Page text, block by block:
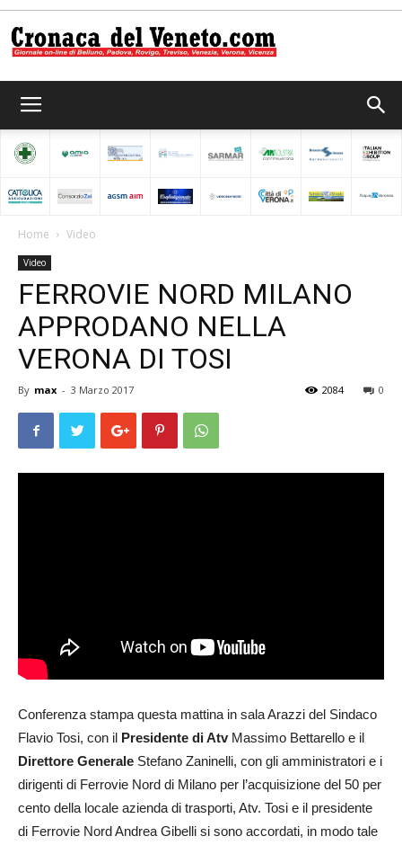
del
Home Video
Video
FERROVIE NORD MILANO
APPRODANO NELLA
VERONA DI TOSI
By max - 3 Marzo 2017 0
2084
Conferenza stampa questa mattina in sala Arazzi del Sindaco
Flavio Tosi, con il Presidente di Atv Massimo Bettarello e il
Direttore Generale Stefano Zaninelli, con gli amministratori e i
dirigenti di Ferrovie Nord di Milano per l’acquisizione del 50 per
cento della locale azienda di trasporti, Atv. Tosi e il presidente
di Ferrovie Nord Andrea Gibelli si sono accordati, in modo tale